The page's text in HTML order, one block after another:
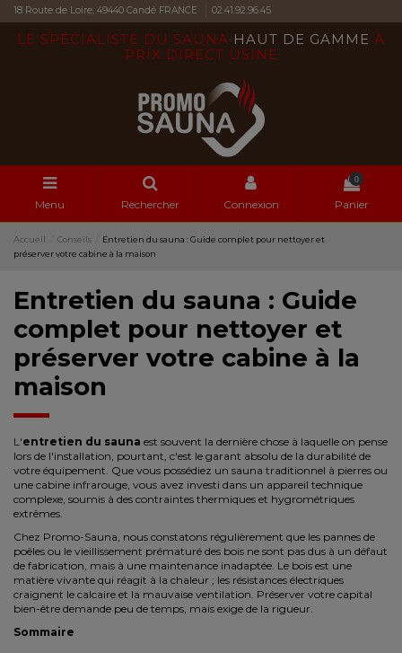
18 Route de Loire, 49440 Candé FRANCE 02.41.92.96.45
LE SPÉCIALISTE DU SAUNA HAUT DE GAMME À
PRIX DIRECT USINE
Menu Rechercher Connexion
0
Panier
Accueil Conseils
Entretien du sauna : Guide complet pour nettoyer et
préserver votre cabine à la maison
Entretien du sauna : Guide
complet pour nettoyer et
préserver votre cabine à la
maison
L'entretien du sauna est souvent la dernière chose à laquelle on pense
lors de l'installation, pourtant, c'est le garant absolu de la durabilité de
votre équipement. Que vous possédiez un sauna traditionnel à pierres ou
une cabine infrarouge, vous avez investi dans un appareil technique
complexe, soumis à des contraintes thermiques et hygrométriques
extrêmes.
Chez Promo-Sauna, nous constatons régulièrement que les pannes de
poêles ou le vieillissement prématuré des bois ne sont pas dus à un défaut
de fabrication, mais à une maintenance inadaptée. Le bois est une
matière vivante qui réagit à la chaleur ; les résistances électriques
craignent le calcaire et la mauvaise ventilation. Préserver votre capital
bien-être demande peu de temps, mais exige de la rigueur.
Sommaire